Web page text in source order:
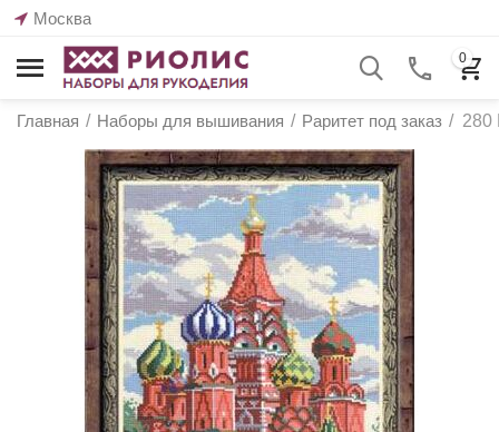
Москва
0
Главная / Наборы для вышивания / Раритет под заказ / 280